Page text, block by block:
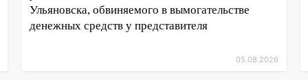
Ульяновска, обвиняемого в вымогательстве
денежных средств у представителя
05.08.2026